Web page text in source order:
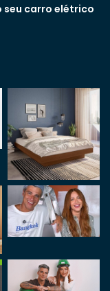
seu carro elétrico